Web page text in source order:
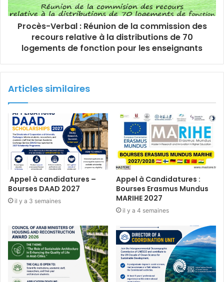
Procès-Verbal : Réunion de la commission des
recours relative à la distributions de 70
logements de fonction pour les enseignants
Articles similaires
Appel à candidatures –
Bourses DAAD 2027
il y a 3 semaines
Appel à Candidatures :
Bourses Erasmus Mundus
MARIHE 2027
il y a 4 semaines